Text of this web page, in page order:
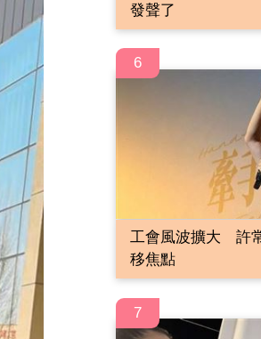
發聲了
6
工會風波擴大 許
移焦點
7